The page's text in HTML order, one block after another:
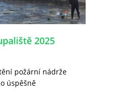
2025
požární nádrže
úspěšně